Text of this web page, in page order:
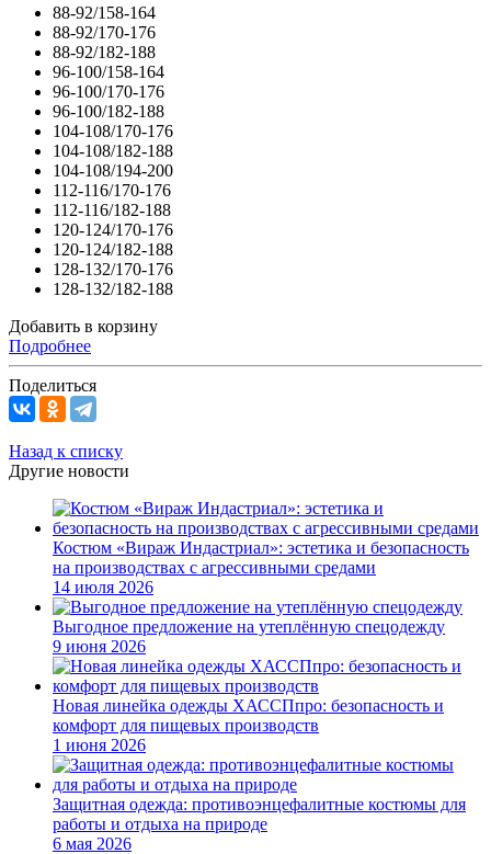
88-92/158-164
88-92/170-176
88-92/182-188
96-100/158-164
96-100/170-176
96-100/182-188
104-108/170-176
104-108/182-188
104-108/194-200
112-116/170-176
112-116/182-188
120-124/170-176
120-124/182-188
128-132/170-176
128-132/182-188
Добавить в корзину
Подробнее
Поделиться
Назад к списку
Другие новости
Костюм «Вираж Индастриал»: эстетика и безопасность
на производствах с агрессивными средами
14 июля 2026
Выгодное предложение на утеплённую спецодежду
9 июня 2026
Новая линейка одежды ХАССПпро: безопасность и
комфорт для пищевых производств
1 июня 2026
Защитная одежда: противоэнцефалитные костюмы для
работы и отдыха на природе
6 мая 2026